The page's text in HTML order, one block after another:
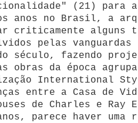
(21) para
anos no Brasil, a
criticamente alguns
pelas
século, fazendo
obras da época
International
entre a Casa de
de Charles e Ray
anos, parece haver